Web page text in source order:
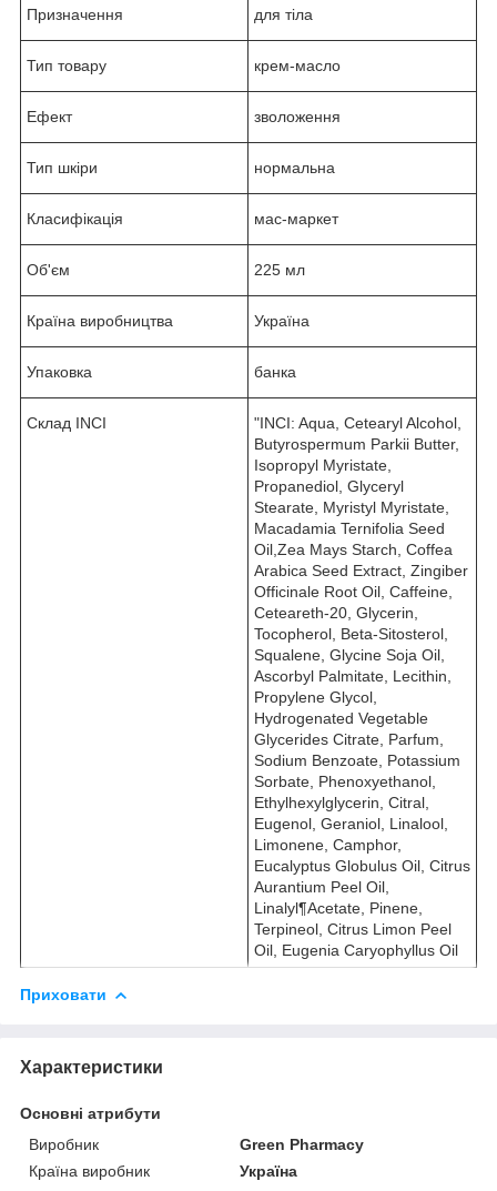
Призначення для тіла
Тип товару крем-масло
Ефект зволоження
Тип шкіри нормальна
Класифікація мас-маркет
Об'єм 225 мл
Країна виробництва Україна
Упаковка банка
Склад INCI
"INCI: Aqua, Cetearyl Alcohol,
Butyrospermum Parkii Butter,
Isopropyl Myristate,
Propanediol, Glyceryl
Stearate, Myristyl Myristate,
Macadamia Ternifolia Seed
Oil,Zea Mays Starch, Coffea
Arabica Seed Extract, Zingiber
Officinale Root Oil, Caffeine,
Ceteareth-20, Glycerin,
Tocopherol, Beta-Sitosterol,
Squalene, Glycine Soja Oil,
Ascorbyl Palmitate, Lecithin,
Propylene Glycol,
Hydrogenated Vegetable
Glycerides Citrate, Parfum,
Sodium Benzoate, Potassium
Sorbate, Phenoxyethanol,
Ethylhexylglycerin, Citral,
Eugenol, Geraniol, Linalool,
Limonene, Camphor,
Eucalyptus Globulus Oil, Citrus
Aurantium Peel Oil,
Linalyl¶Acetate, Pinene,
Terpineol, Citrus Limon Peel
Oil, Eugenia Caryophyllus Oil
Приховати
Характеристики
Основні атрибути
Виробник
Green Pharmacy
Країна виробник
Україна